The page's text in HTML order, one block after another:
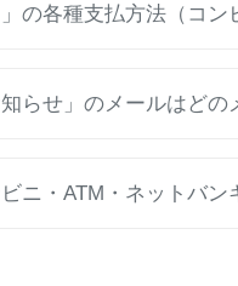
」の各種支払方法（コ
らせ」のメールはど
ニ・ATM・ネットバ